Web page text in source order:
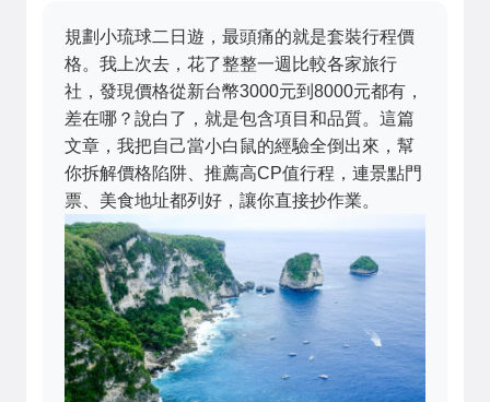
規劃小琉球二日遊，最頭痛的就是套裝行程價
格。我上次去，花了整整一週比較各家旅行
社，發現價格從新台幣3000元到8000元都有，
差在哪？說白了，就是包含項目和品質。這篇
文章，我把自己當小白鼠的經驗全倒出來，幫
你拆解價格陷阱、推薦高CP值行程，連景點門
票、美食地址都列好，讓你直接抄作業。